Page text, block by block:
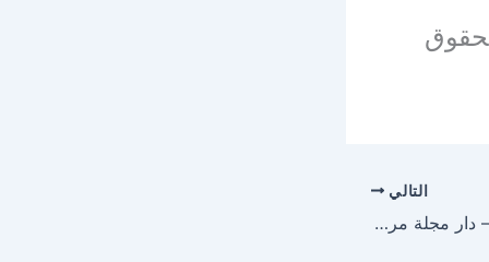
التالي
كتاب المسيح في حياته – دار مجلة مرقس